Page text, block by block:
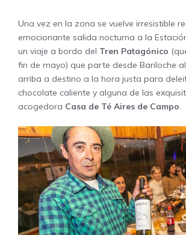
Una vez en la zona se vuelve irresistible
emocionante salida nocturna a la
un viaje a bordo del Tren Patagónico
fin de mayo) que parte desde Bariloche
arriba a destino a la hora justa para
chocolate caliente y alguna de las
acogedora Casa de Té Aires de Campo.